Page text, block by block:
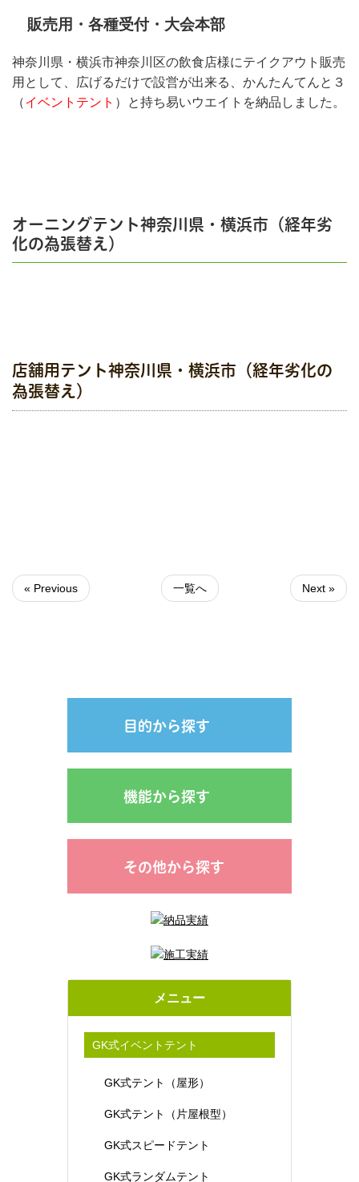
販売用 ・各種受付・大会本部
神奈川県・横浜市神奈川区の飲食店様にテイクアウト販売
用として、広げるだけで設営が出来る、かんたんてんと３
（イベントテント ）と持ち易いウエイトを納品しました。
オーニングテント神奈川県・横浜市（経年劣
化の為張替え）
店舗用テント神奈川県・横浜市（経年劣化の
為張替え）
« Previous 一覧へ Next »
目的から探す
機能から探す
その他から探す
メニュー
GK式イベントテント
GK式テント（屋形）
GK式テント（片屋根型）
GK式スピードテント
GK式ランダムテント